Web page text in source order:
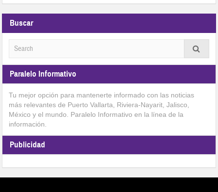
Buscar
Paralelo Informativo
Tu mejor opción para mantenerte informado con las noticias
más relevantes de Puerto Vallarta, Riviera-Nayarit, Jalisco,
México y el mundo. Paralelo Informativo en la línea de la
información.
Publicidad